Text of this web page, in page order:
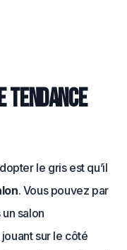
tendance
le gris est qu’il
. Vous pouvez par
salon
sur le côté